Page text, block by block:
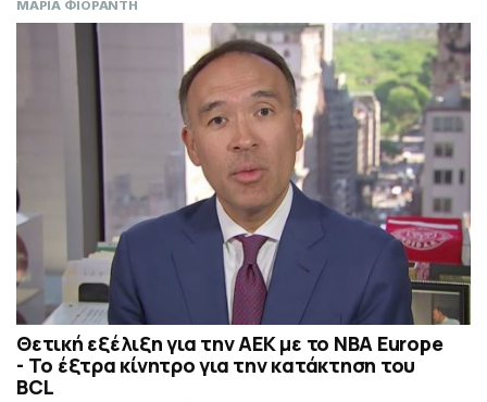
ΜΑΡΙΑ ΦΙΟΡΑΝΤΗ
Θετική εξέλιξη για την ΑΕΚ με το NBA Europe
- Το έξτρα κίνητρο για την κατάκτηση του
BCL